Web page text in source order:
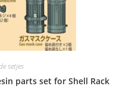
setjes
parts set for Shell Rack